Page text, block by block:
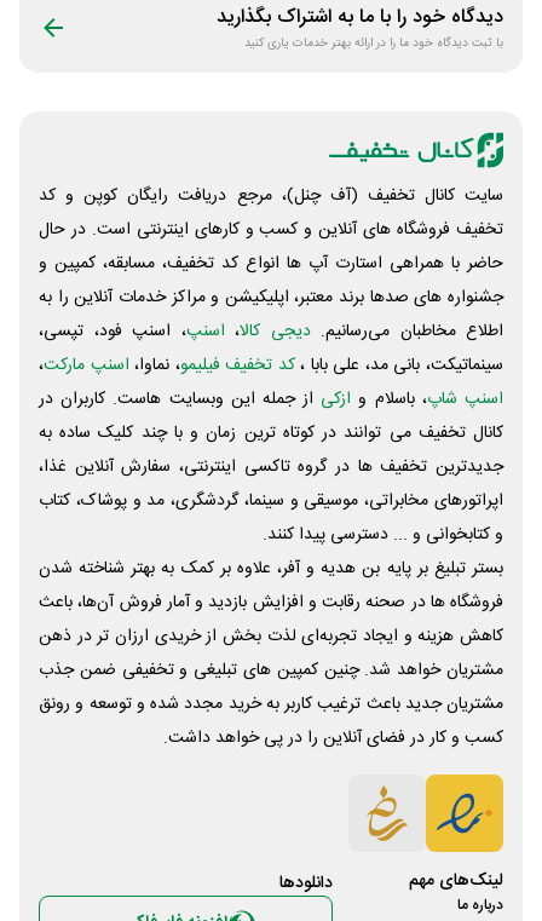
دیدگاه خود را با ما به اشتراک بگذارید
با ثبت دیدگاه خود ما را در ارائه بهتر خدمات یاری کنید
سایت کانال تخفیف (آف چنل)، مرجع دریافت رایگان کوپن و کد
تخفیف فروشگاه های آنلاین و کسب و‌ کارهای اینترنتی است. در حال
حاضر با همراهی استارت آپ ها انواع کد تخفیف، مسابقه، کمپین و
جشنواره های صدها برند معتبر، اپلیکیشن و مراکز خدمات آنلاین را به
اطلاع مخاطبان می‌رسانیم. دیجی کالا، اسنپ، اسنپ فود، تپسی،
سینماتیکت، بانی مد، علی‌ بابا ،کد تخفیف فیلیمو، نماوا، اسنپ مارکت،
اسنپ شاپ، باسلام و ازکی از جمله این وبسایت ‌هاست. کاربران در
کانال تخفیف می توانند در کوتاه ترین زمان و با چند کلیک ساده به
جدیدترین تخفیف ها در گروه تاکسی اینترنتی، سفارش آنلاین غذا،
اپراتورهای مخابراتی، موسیقی و سینما، گردشگری، مد و پوشاک، کتاب
و کتابخوانی و ... دسترسی پیدا کنند.
بستر تبلیغ بر پایه بن هدیه و آفر، علاوه بر کمک به بهتر شناخته شدن
فروشگاه ها در صحنه رقابت و افزایش بازدید و آمار فروش آن‌ها، باعث
کاهش هزینه و ایجاد تجربه‌ای لذت بخش از خریدی ارزان تر در ذهن
مشتریان خواهد شد. چنین کمپین های تبلیغی و تخفیفی ضمن جذب
مشتریان جدید باعث ترغیب کاربر به خرید مجدد شده و توسعه و رونق
کسب و کار در فضای آنلاین را در پی خواهد داشت.
لینک‌های مهم
درباره ما
دانلود‌ها